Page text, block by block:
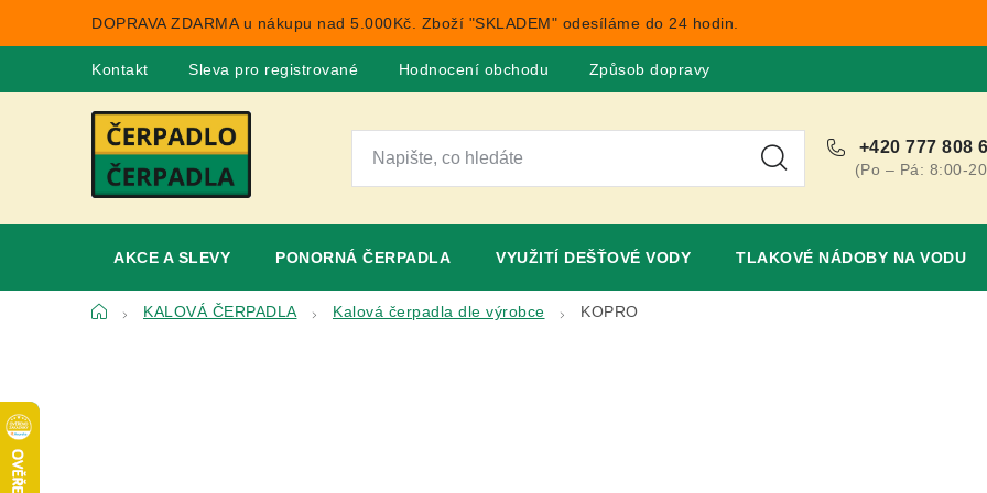
DOPRAVA ZDARMA u nákupu nad 5.000Kč. Zboží "SKLADEM" odesíláme do 24 hodin.
Kontakt Sleva pro registrované Hodnocení obchodu Způsob dopravy
+420 777 808
(Po – Pá: 8:00-
AKCE A SLEVY PONORNÁ ČERPADLA VYUŽITÍ DEŠŤOVÉ VODY TLAKOVÉ NÁDOBY NA VODU
DomůKALOVÁ ČERPADLA Kalová čerpadla dle výrobce KOPRO